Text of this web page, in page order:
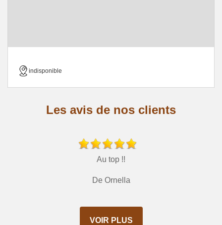
indisponible
Les avis de nos clients
Au top !!
De Ornella
VOIR PLUS